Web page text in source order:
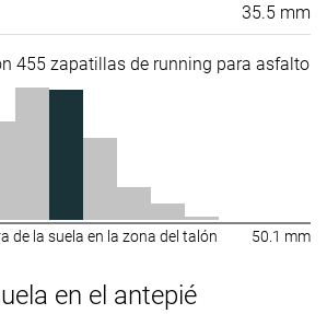
35.5 mm
455 zapatillas de running para asfalto
de la suela en la zona del talón 50.1 mm
en el antepié